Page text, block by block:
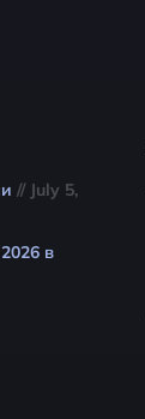
// July 5,
в